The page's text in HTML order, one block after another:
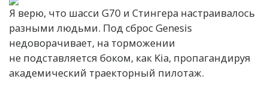
Я верю, что шасси G70 и Стингера настраивалось
разными людьми. Под сброс Genesis
недоворачивает, на торможении
не подставляется боком, как Kia, пропагандируя
академический траекторный пилотаж.